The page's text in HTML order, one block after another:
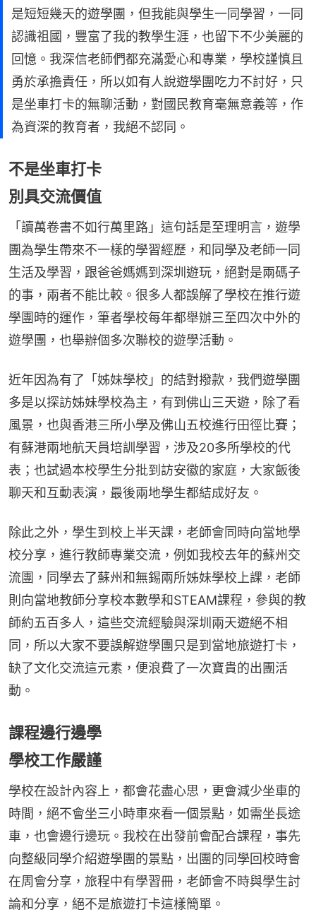
是短短幾天的遊學團，但我能與學生一同學習，一同
認識祖國，豐富了我的教學生涯，也留下不少美麗的
回憶。我深信老師們都充滿愛心和專業，學校謹慎且
勇於承擔責任，所以如有人說遊學團吃力不討好，只
是坐車打卡的無聊活動，對國民教育毫無意義等，作
為資深的教育者，我絕不認同。
不是坐車打卡
別具交流價值
「讀萬卷書不如行萬里路」這句話是至理明言，遊學
團為學生帶來不一樣的學習經歷，和同學及老師一同
生活及學習，跟爸爸媽媽到深圳遊玩，絕對是兩碼子
的事，兩者不能比較。很多人都誤解了學校在推行遊
學團時的運作，筆者學校每年都舉辦三至四次中外的
遊學團，也舉辦個多次聯校的遊學活動。
近年因為有了「姊妹學校」的結對撥款，我們遊學團
多是以探訪姊妹學校為主，有到佛山三天遊，除了看
風景，也與香港三所小學及佛山五校進行田徑比賽；
有蘇港兩地航天員培訓學習，涉及20多所學校的代
表；也試過本校學生分批到訪安徽的家庭，大家飯後
聊天和互動表演，最後兩地學生都結成好友。
除此之外，學生到校上半天課，老師會同時向當地學
校分享，進行教師專業交流，例如我校去年的蘇州交
流團，同學去了蘇州和無錫兩所姊妹學校上課，老師
則向當地教師分享校本數學和STEAM課程，參與的教
師約五百多人，這些交流經驗與深圳兩天遊絕不相
同，所以大家不要誤解遊學團只是到當地旅遊打卡，
缺了文化交流這元素，便浪費了一次寶貴的出團活
動。
課程邊行邊學
學校工作嚴謹
學校在設計內容上，都會花盡心思，更會減少坐車的
時間，絕不會坐三小時車來看一個景點，如需坐長途
車，也會邊行邊玩。我校在出發前會配合課程，事先
向整級同學介紹遊學團的景點，出團的同學回校時會
在周會分享，旅程中有學習冊，老師會不時與學生討
論和分享，絕不是旅遊打卡這樣簡單。